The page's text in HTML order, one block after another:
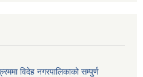
विदेह नगरपालिकाको सम्पुर्ण